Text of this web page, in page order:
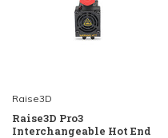
Raise3D
Raise3D Pro3
Interchangeable Hot End